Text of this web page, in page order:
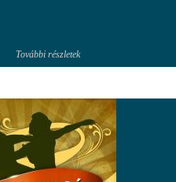
További részletek